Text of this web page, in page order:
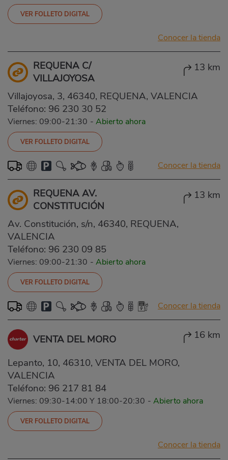
VER FOLLETO DIGITAL
Conocer la tienda
REQUENA C/
VILLAJOYOSA
13 km
Villajoyosa, 3, 46340, REQUENA, VALENCIA
Teléfono: 96 230 30 52
Viernes: 09:00-21:30 - Abierto ahora
VER FOLLETO DIGITAL
Conocer la tienda
REQUENA AV.
CONSTITUCIÓN
13 km
Av. Constitución, s/n, 46340, REQUENA,
VALENCIA
Teléfono: 96 230 09 85
Viernes: 09:00-21:30 - Abierto ahora
VER FOLLETO DIGITAL
Conocer la tienda
VENTA DEL MORO 16 km
Lepanto, 10, 46310, VENTA DEL MORO,
VALENCIA
Teléfono: 96 217 81 84
Viernes: 09:30-14:00 Y 18:00-20:30 - Abierto ahora
VER FOLLETO DIGITAL
Conocer la tienda